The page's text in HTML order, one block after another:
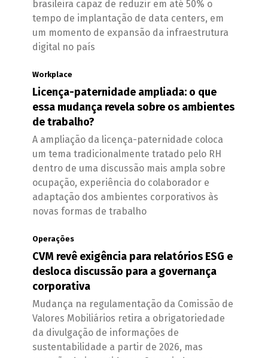
brasileira capaz de reduzir em até 50% o
tempo de implantação de data centers, em
um momento de expansão da infraestrutura
digital no país
Workplace
Licença-paternidade ampliada: o que
essa mudança revela sobre os ambientes
de trabalho?
A ampliação da licença-paternidade coloca
um tema tradicionalmente tratado pelo RH
dentro de uma discussão mais ampla sobre
ocupação, experiência do colaborador e
adaptação dos ambientes corporativos às
novas formas de trabalho
Operações
CVM revê exigência para relatórios ESG e
desloca discussão para a governança
corporativa
Mudança na regulamentação da Comissão de
Valores Mobiliários retira a obrigatoriedade
da divulgação de informações de
sustentabilidade a partir de 2026, mas